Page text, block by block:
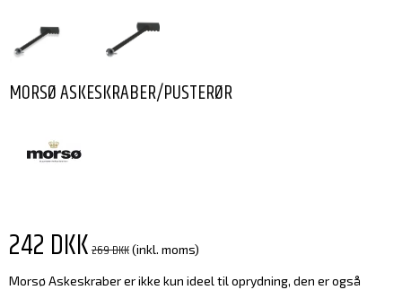
MORSØ ASKESKRABER/PUSTERØR
242 DKK269 DKK(inkl. moms)
Morsø Askeskraber er ikke kun ideel til oprydning, den er også